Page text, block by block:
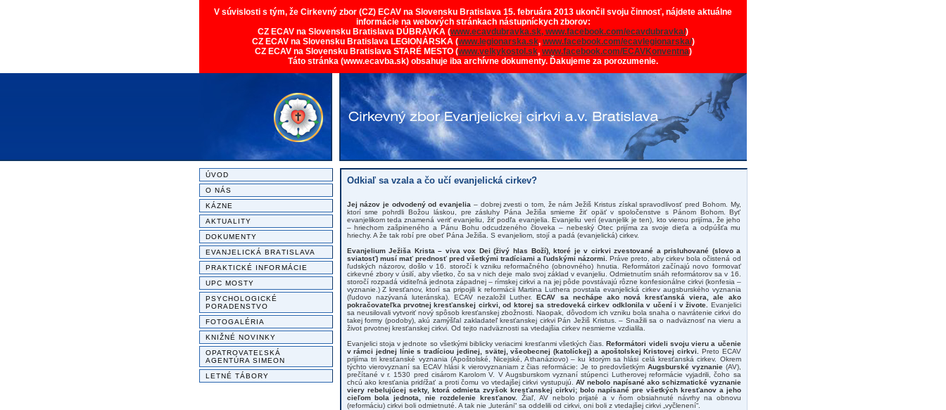
V súvislosti s tým, že Cirkevný zbor (CZ) ECAV na Slovensku Bratislava 15. februára 2013 ukončil svoju činnosť, nájdete aktuálne
informácie na webových stránkach nástupníckych zborov:
CZ ECAV na Slovensku Bratislava DÚBRAVKA (www.ecavdubravka.sk, www.facebook.com/ecavdubravka/)
CZ ECAV na Slovensku Bratislava LEGIONÁRSKA (www.legionarska.sk, www.facebook.com/ecavlegionarska/)
CZ ECAV na Slovensku Bratislava STARÉ MESTO (www.velkykostol.sk, www.facebook.com/ECAVKonventna)
Táto stránka (www.ecavba.sk) obsahuje iba archívne dokumenty. Ďakujeme za porozumenie.
ÚVOD
O NÁS
KÁZNE
AKTUALITY
DOKUMENTY
EVANJELICKÁ BRATISLAVA
PRAKTICKÉ INFORMÁCIE
UPC MOSTY
PSYCHOLOGICKÉ
PORADENSTVO
FOTOGALÉRIA
KNIŽNÉ NOVINKY
OPATROVATEĽSKÁ
AGENTÚRA SIMEON
LETNÉ TÁBORY
Odkiaľ sa vzala a čo učí evanjelická cirkev?
Jej názov je odvodený od evanjelia – dobrej zvesti o tom, že nám Ježiš Kristus získal spravodlivosť pred Bohom. My,
ktorí sme pohrdli Božou láskou, pre zásluhy Pána Ježiša smieme žiť opäť v spoločenstve s Pánom Bohom. Byť
evanjelikom teda znamená veriť evanjeliu, žiť podľa evanjelia. Evanjeliu verí (evanjelik je ten), kto vierou prijíma, že jeho
– hriechom zašpineného a Pánu Bohu odcudzeného človeka – nebeský Otec prijíma za svoje dieťa a odpúšťa mu
hriechy. A že tak robí pre obeť Pána Ježiša. S evanjeliom, stojí a padá (evanjelická) cirkev.
Evanjelium Ježiša Krista – viva vox Dei (živý hlas Boží), ktoré je v cirkvi zvestované a prisluhované (slovo a
sviatosť) musí mať prednosť pred všetkými tradíciami a ľudskými názormi.
Práve preto, aby cirkev bola očistená od
ľudských názorov, došlo v 16. storočí k vzniku reformačného (obnovného) hnutia. Reformátori začínajú novo formovať
cirkevné zbory v úsilí, aby všetko, čo sa v nich deje malo svoj základ v evanjeliu. Odmietnutím snáh reformátorov sa v 16.
storočí rozpadá viditeľná jednota západnej – rímskej cirkvi a na jej pôde povstávajú rôzne konfesionálne cirkvi (konfesia –
vyznanie.) Z kresťanov, ktorí sa pripojili k reformácii Martina Luthera povstala evanjelická cirkev augsburského vyznania
(ľudovo nazývaná luteránska). ECAV nezaložil Luther.ECAV sa nechápe ako nová kresťanská viera, ale ako
pokračovateľka prvotnej kresťanskej cirkvi, od ktorej sa stredoveká cirkev odklonila v učení i v živote.
Evanjelici
sa neusilovali vytvoriť nový spôsob kresťanskej zbožnosti. Naopak, dôvodom ich vzniku bola snaha o navrátenie cirkvi do
takej formy (podoby), akú zamýšľal zakladateľ kresťanskej cirkvi Pán Ježiš Kristus. – Snažili sa o nadväznosť na vieru a
život prvotnej kresťanskej cirkvi. Od tejto nadväznosti sa vtedajšia cirkev nesmierne vzdialila.
Evanjelici stoja v jednote so všetkými biblicky veriacimi kresťanmi všetkých čias.Reformátori videli svoju vieru a učenie
v rámci jednej línie s tradíciou jedinej, svätej, všeobecnej (katolíckej) a apoštolskej Kristovej cirkvi.
Preto ECAV
prijíma tri kresťanské vyznania (Apoštolské, Nicejské, Athanáziovo) – ku ktorým sa hlási celá kresťanská cirkev. Okrem
týchto vierovyznaní sa ECAV hlási k vierovyznaniam z čias reformácie: Je to predovšetkýmAugsburské vyznanie(AV),
prečítané v r. 1530 pred cisárom Karolom V. V Augsburskom vyznaní stúpenci Lutherovej reformácie vyjadrili, čoho sa
chcú ako kresťania pridŕžať a proti čomu vo vtedajšej cirkvi vystupujú. AV nebolo napísané ako schizmatické vyznanie
viery rebelujúcej sekty, ktorá odmieta zvyšok kresťanskej cirkvi; bolo napísané pre všetkých kresťanov a jeho
cieľom bola jednota, nie rozdelenie kresťanov.
Žiaľ, AV nebolo prijaté a v ňom obsiahnuté návrhy na obnovu
(reformáciu) cirkvi boli odmietnuté. A tak nie „luteráni“ sa oddelili od cirkvi, oni boli z vtedajšej cirkvi „vyčlenení“.